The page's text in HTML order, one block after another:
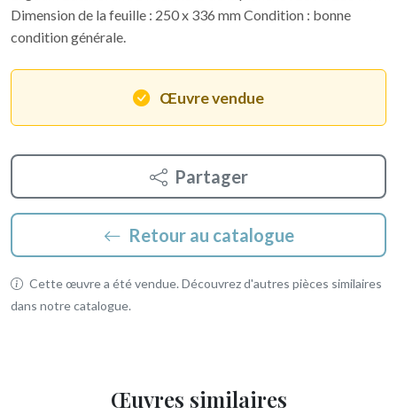
Dimension de la feuille : 250 x 336 mm Condition : bonne
condition générale.
Œuvre vendue
Partager
Retour au catalogue
Cette œuvre a été vendue. Découvrez d'autres pièces similaires
dans notre catalogue.
Œuvres similaires